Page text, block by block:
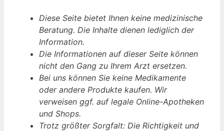
Diese Seite bietet Ihnen keine medizinische
Beratung. Die Inhalte dienen lediglich der
Information.
Die Informationen auf dieser Seite können
nicht den Gang zu Ihrem Arzt ersetzen.
Bei uns können Sie keine Medikamente
oder andere Produkte kaufen. Wir
verweisen ggf. auf legale Online-Apotheken
und Shops.
Trotz größter Sorgfalt: Die Richtigkeit und